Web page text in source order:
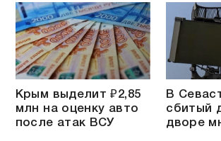
Крым выделит ₽2,85
млн на оценку авто
после атак ВСУ
В
сбитый
дворе